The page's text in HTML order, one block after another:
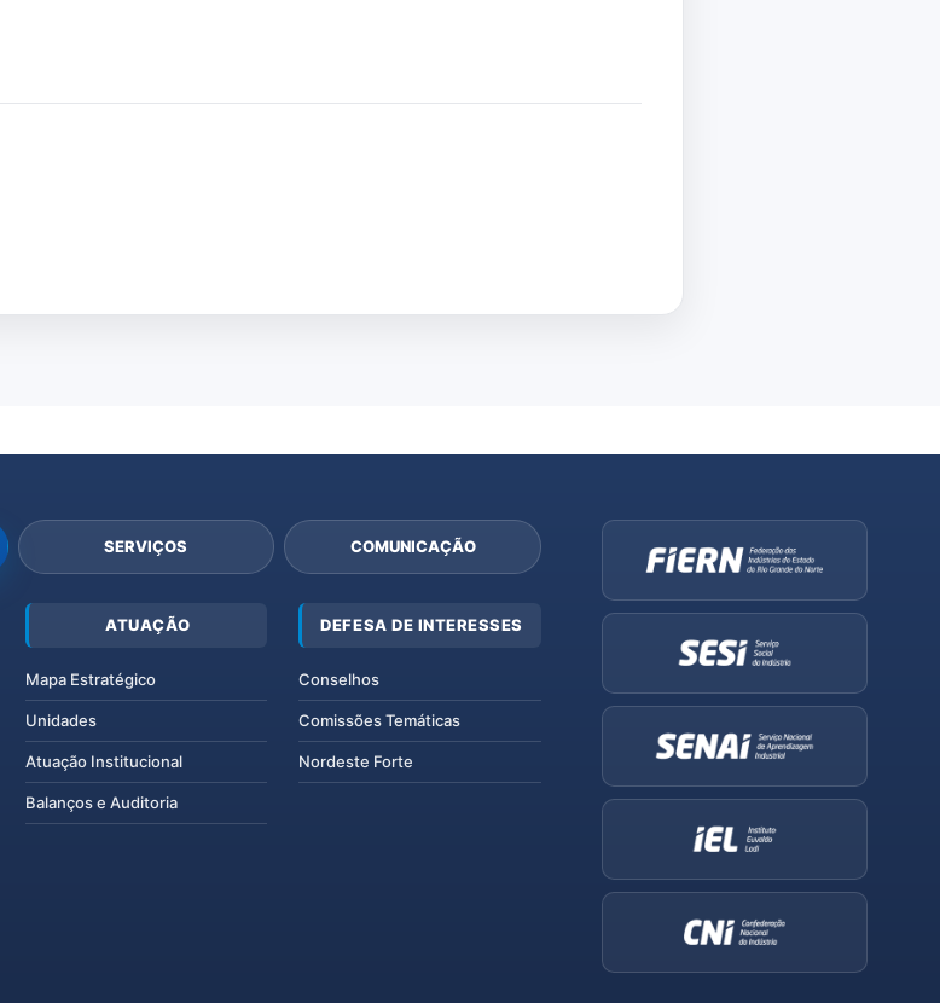
SERVIÇOS COMUNICAÇÃO
ATUAÇÃO
Mapa Estratégico
Unidades
Atuação Institucional
Balanços e Auditoria
DEFESA DE INTERESSES
Conselhos
Comissões Temáticas
Nordeste Forte